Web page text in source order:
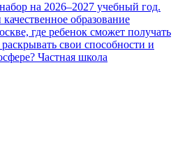
на 2026–2027 учебный год.
образование
где ребенок сможет получать
свои способности и
Частная школа